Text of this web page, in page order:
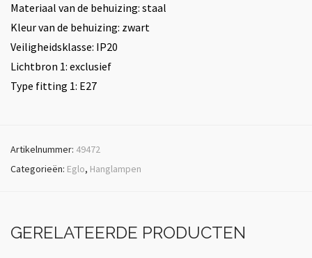
Materiaal van de behuizing: staal
Kleur van de behuizing: zwart
Veiligheidsklasse: IP20
Lichtbron 1: exclusief
Type fitting 1: E27
Artikelnummer: 49472
Categorieën: Eglo, Hanglampen
GERELATEERDE PRODUCTEN